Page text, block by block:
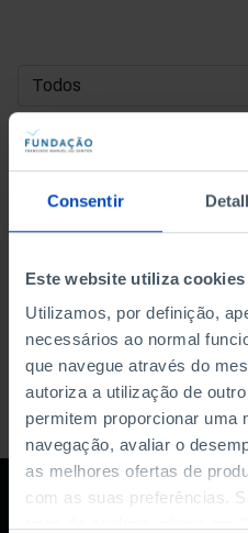
Consentir
Este website utiliza cookies
Utilizamos, por definição,
necessários ao normal
que navegue através do
autoriza a utilização de
permitem proporcionar uma
navegação, avaliar o
as melhores ofertas de
com as suas preferências.
DATA DE INÍCIO
DATA DE FIM